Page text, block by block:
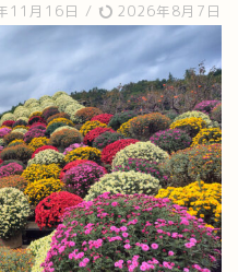
11月16日 / 2026年8月7日